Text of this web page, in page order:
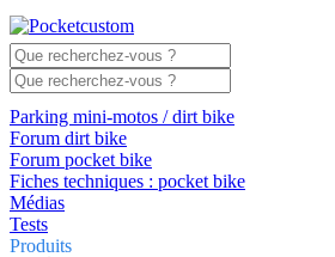
Parking mini-motos / dirt bike
Forum dirt bike
Forum pocket bike
Fiches techniques : pocket bike
Médias
Tests
Produits